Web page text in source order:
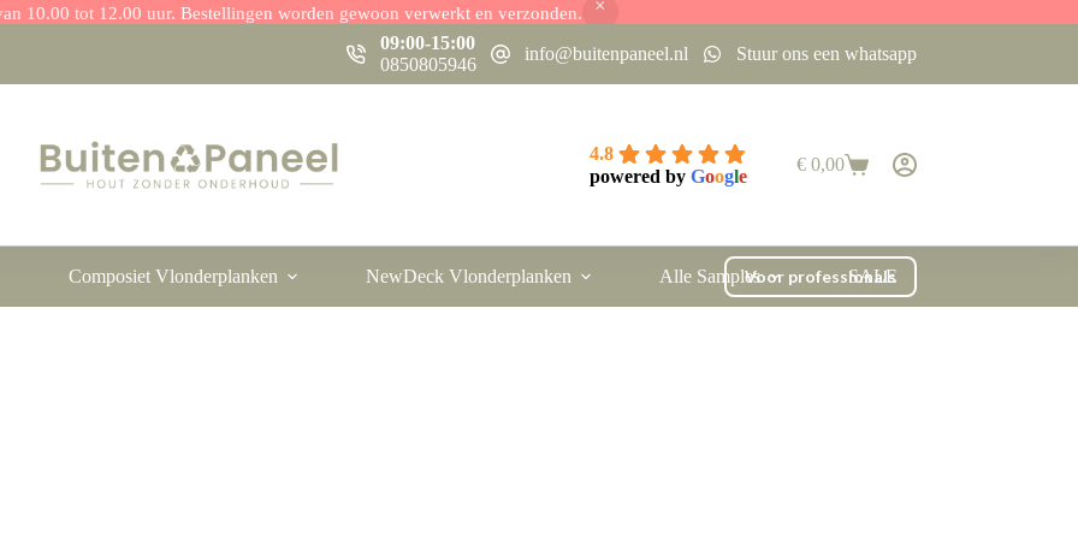
10.00 tot 12.00 uur. Bestellingen worden gewoon verwerkt en verzonden.
09:00-15:00
0850805946
info@buitenpaneel.nl Stuur ons een whatsapp
4.8
powered by Google Winkelwagen
€0,00
Composiet Vlonderplanken NewDeck Vlonderplanken Alle Samples SALE
Voor professionals